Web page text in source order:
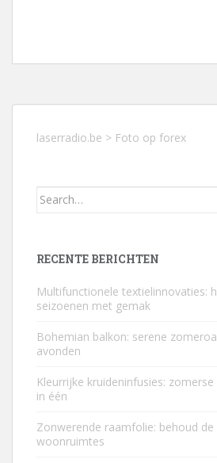
laserradio.be > Foto op forex
Search
RECENTE BERICHTEN
Multifunctionele textielinnovaties:
seizoenen met gemak
Bohemian balkon: serene
avonden
Kleurrijke kruideninfusies:
in één
Zonwerende raamfolie: behoud
woonruimtes